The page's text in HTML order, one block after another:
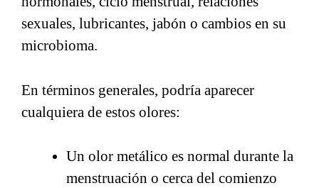
sexuales, lubricantes, jabón o cambios en su
microbioma.
En términos generales, podría aparecer
cualquiera de estos olores:
Un olor metálico es normal durante la
menstruación o cerca del comienzo